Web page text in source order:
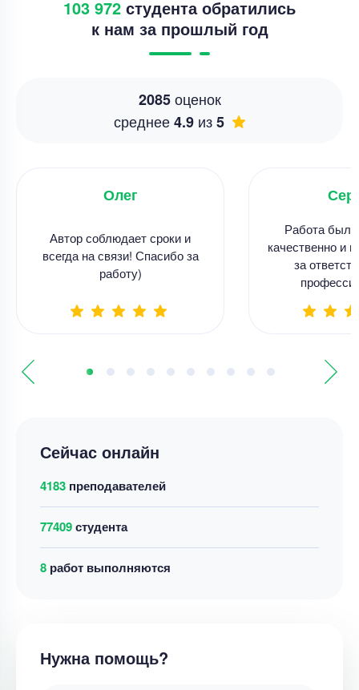
Сейчас онлайн
4183 преподавателей
77409студента
8 работ выполняются
Нужна помощь?
103 972 студента обратились
к нам за прошлый год
2085оценок
среднее4.9 из5
Олег
Автор соблюдает сроки и
всегда на связи! Спасибо за
работу)
Работа
качественно и
за